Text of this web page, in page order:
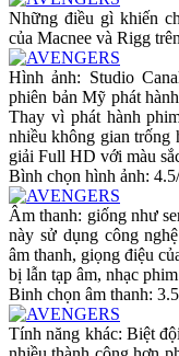
Những điều gì khiến
của Macnee và Rigg
Hình ảnh: Studio
phiên bản Mỹ phát
Thay vì phát hành
nhiều không gian trống
giải Full HD với màu
Bình chọn hình ảnh:
Âm thanh: giống như
này sử dụng công
âm thanh, giọng điệu
bị lẫn tạp âm, nhạc
Binh chọn âm thanh:
Tính năng khác: Biệt